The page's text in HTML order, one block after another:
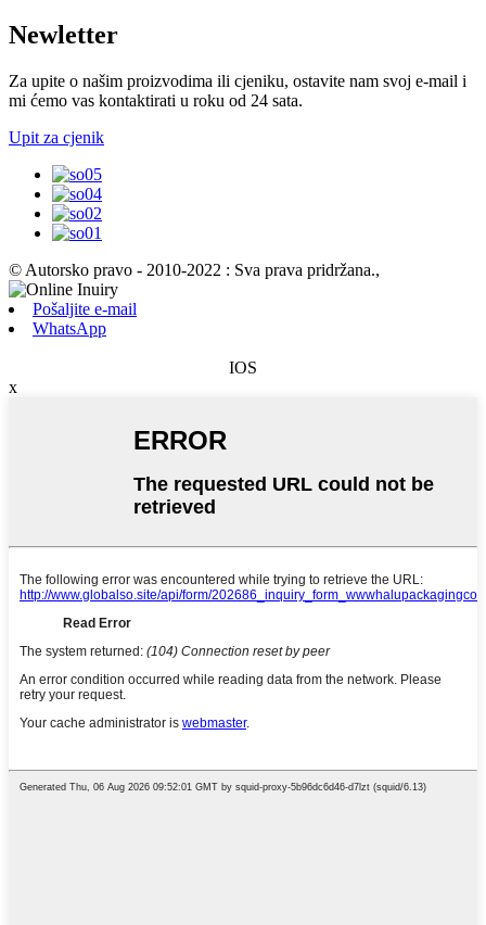
Newletter
Za upite o našim proizvodima ili cjeniku, ostavite nam svoj e-mail i
mi ćemo vas kontaktirati u roku od 24 sata.
Upit za cjenik
© Autorsko pravo - 2010-2022 : Sva prava pridržana.,
Pošaljite e-mail
WhatsApp
IOS
x